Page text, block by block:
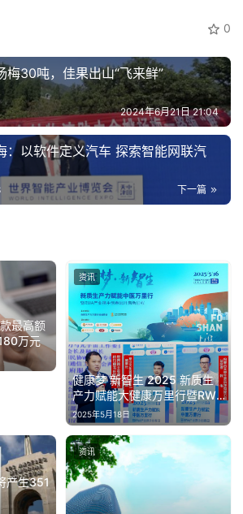
注册
0
梅30吨，佳果出山“飞来鲜”
2024年6月21日 21:04
：以软件定义汽车 探索智能网联汽
下一篇
最高额
万元
健康梦 新智生 2025 新质生
产力赋能大健康万里行暨RWA
产业携手创春园开启新征程峰
会圆满举行
2025年5月18日
资讯
产生351
资讯